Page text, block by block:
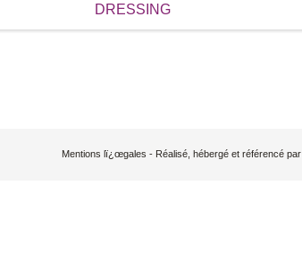
DRESSING
Mentions lï¿œgales - Réalisé, hébergé et référencé par